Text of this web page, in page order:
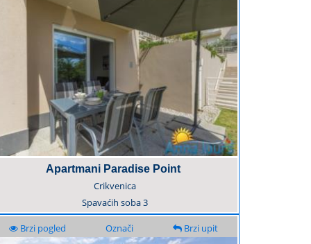
Apartmani Paradise Point
Crikvenica
Spavaćih soba3
Brzi pogled Označi Brzi upit